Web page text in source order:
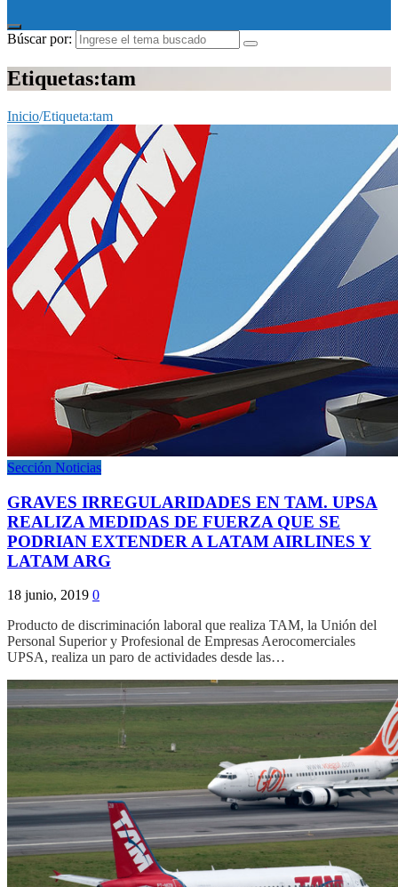
Búscar por:
Etiquetas:tam
Inicio/Etiqueta:tam
Sección Noticias
GRAVES IRREGULARIDADES EN TAM. UPSA
REALIZA MEDIDAS DE FUERZA QUE SE
PODRIAN EXTENDER A LATAM AIRLINES Y
LATAM ARG
18 junio, 2019 0
Producto de discriminación laboral que realiza TAM, la Unión del
Personal Superior y Profesional de Empresas Aerocomerciales
UPSA, realiza un paro de actividades desde las…